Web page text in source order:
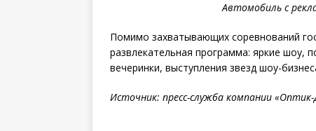
Автомобиль с
Помимо захватывающих соревнований
развлекательная программа: яркие шоу,
вечеринки, выступления звезд шоу-
Источник: пресс-служба компании «Оптик-